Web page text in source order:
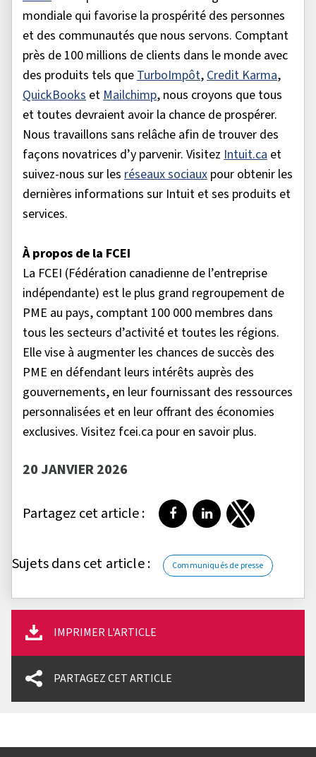
mondiale qui favorise la prospérité des personnes
et des communautés que nous servons. Comptant
près de 100 millions de clients dans le monde avec
des produits tels queTurboImpôt,Credit Karma,
QuickBooks etMailchimp, nous croyons que tous
et toutes devraient avoir la chance de prospérer.
Nous travaillons sans relâche afin de trouver des
façons novatrices d’y parvenir. Visitez Intuit.ca et
suivez-nous sur les réseaux sociaux pour obtenir les
dernières informations sur Intuit et ses produits et
services.
À propos de la FCEI
La FCEI (Fédération canadienne de l’entreprise
indépendante) est le plus grand regroupement de
PME au pays, comptant 100 000 membres dans
tous les secteurs d’activité et toutes les régions.
Elle vise à augmenter les chances de succès des
PME en défendant leurs intérêts auprès des
gouvernements, en leur fournissant des ressources
personnalisées et en leur offrant des économies
exclusives. Visitez fcei.ca pour en savoir plus.
20 JANVIER 2026
Partagez cet article : Partager sur Facebook
Partager surPartager sur
Sujets dans cet article : Communiqués de presse
IMPRIMER L'ARTICLE
PARTAGEZ CET ARTICLE